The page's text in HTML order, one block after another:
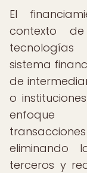
El
contexto
sistema
de
o
enfoque
eliminando
terceros y